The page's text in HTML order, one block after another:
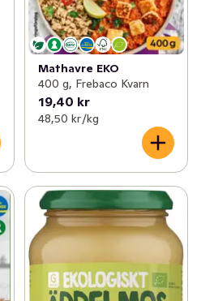
Mathavre EKO
400 g, Frebaco Kvarn
19,40 kr
48,50 kr /kg